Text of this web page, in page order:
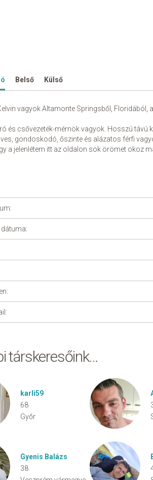
Belső Külső
vagyok Altamonte Springsből, Floridából,
és csővezeték-mérnök vagyok. Hosszú távú
gondoskodó, őszinte és alázatos férfi
a jelenlétem itt az oldalon sok örömet okoz
társkeresőink…
karli59
68
Győr
Gyenis Balázs
38